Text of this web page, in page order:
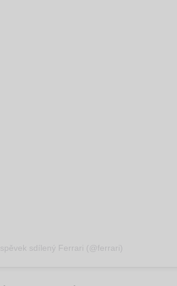
sdílený Ferrari (@ferrari)